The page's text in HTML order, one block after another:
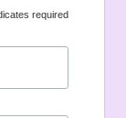
required